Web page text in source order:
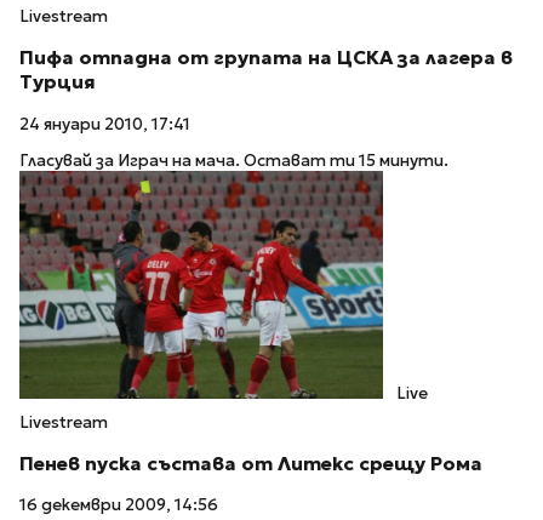
Livestream
Пифа отпадна от групата на ЦСКА за лагера в
Турция
24 януари 2010, 17:41
Гласувай за Играч на мача. Остават ти 15 минути.
Live
Livestream
Пенев пуска състава от Литекс срещу Рома
16 декември 2009, 14:56